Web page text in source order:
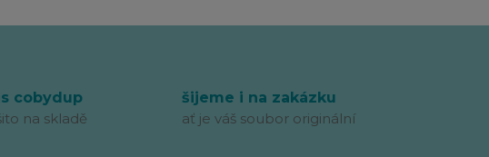
cobydup
na skladě
šijeme i na zakázku
ať je váš soubor originální